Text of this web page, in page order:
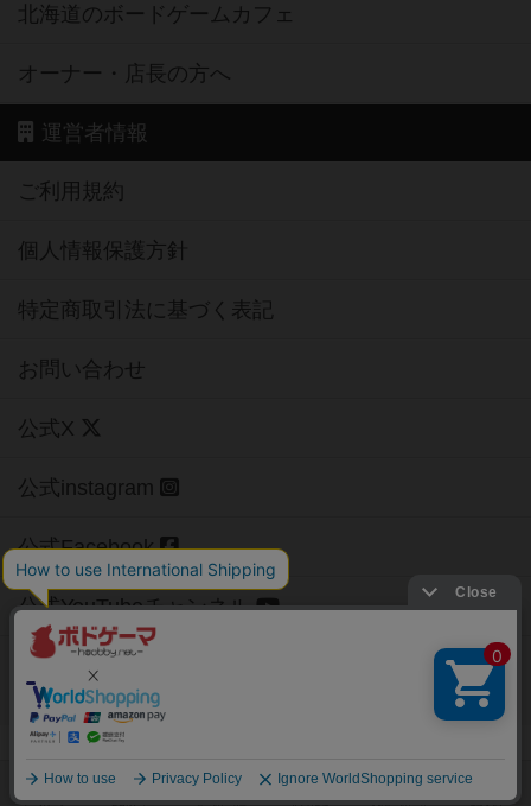
北海道のボードゲームカフェ
オーナー・店長の方へ
運営者情報
ご利用規約
個人情報保護方針
特定商取引法に基づく表記
お問い合わせ
公式X
公式instagram
公式Facebook
公式YouTubeチャンネル